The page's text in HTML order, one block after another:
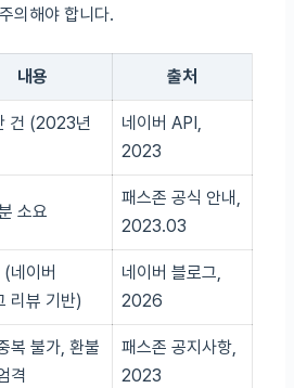
의해야 합니다.
내용 출처
건 (2023년
네이버 API,
2023
소요
패스존 공식 안내,
2023.03
네이버
리뷰 기반)
네이버 블로그,
2026
복 불가, 환불
격
패스존 공지사항,
2023